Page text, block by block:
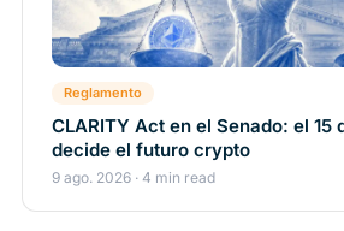
Reglamento
CLARITY Act en el Senado: el 15
decide el futuro crypto
9 ago. 2026 · 4 min read